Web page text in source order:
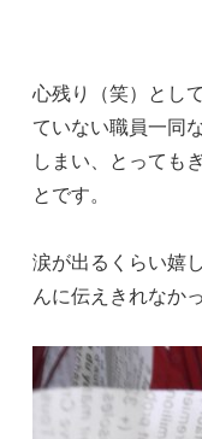
心残り（笑）とし
ていない職員一同
しまい、とっても
とです。
涙が出るくらい嬉
んに伝えきれなか